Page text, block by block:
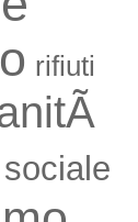
rifiuti
sociale